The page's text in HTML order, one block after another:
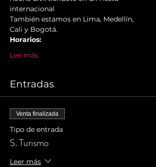
internacional
También estamos en Lima, Medellín,
Cali y Bogotá.
Horarios:
Lee más
Entradas
Venta finalizada
Tipo de entrada
S. Turismo
Leer más